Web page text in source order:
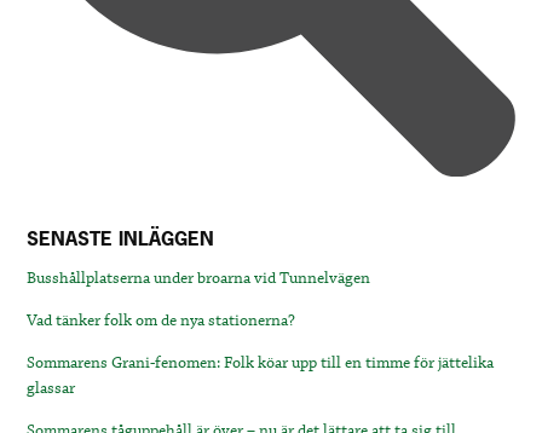
SENASTE INLÄGGEN
Busshållplatserna under broarna vid Tunnelvägen
Vad tänker folk om de nya stationerna?
Sommarens Grani-fenomen: Folk köar upp till en timme för jättelika
glassar